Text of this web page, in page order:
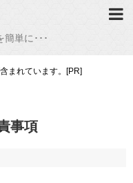
簡単に･･･
まれています。[PR]
事項